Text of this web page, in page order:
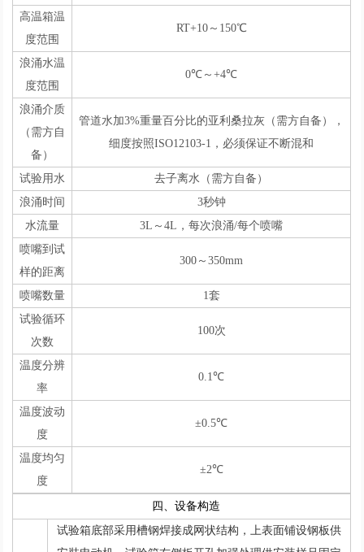
高温箱温
度范围
RT+10～150℃
浪涌水温
度范围
0℃～+4℃
浪涌介质
（需方自
备）
管道水加3%重量百分比的亚利桑拉灰（需方自备），
细度按照ISO12103-1，必须保证不断混和
试验用水
去子离水（需方自备）
浪涌时间
3秒钟
水流量
3L～4L，每次浪涌/每个喷嘴
喷嘴到试
样的距离
300～350mm
喷嘴数量
1套
试验循环
次数
100次
温度分辨
率
0.1℃
温度波动
度
±0.5℃
温度均匀
度
±2℃
四、设备构造
试验箱底部采用槽钢焊接成网状结构，上表面铺设钢板供